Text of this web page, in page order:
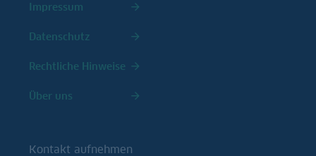
Impressum
Datenschutz
Rechtliche Hinweise
Über uns
Kontakt aufnehmen